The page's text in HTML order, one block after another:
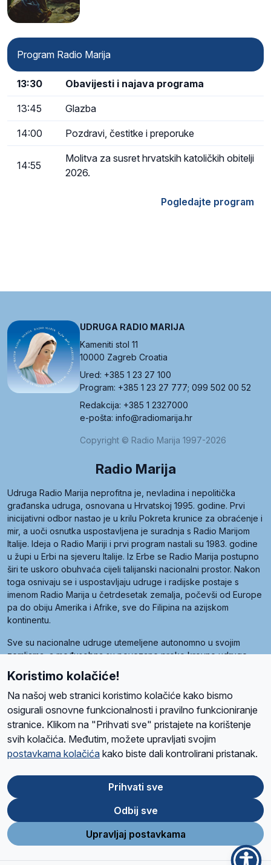
Program Radio Marija
13:30 Obavijesti i najava programa
13:45 Glazba
14:00 Pozdravi, čestitke i preporuke
14:55
Molitva za susret hrvatskih katoličkih obitelji
2026.
Pogledajte program
UDRUGA RADIO MARIJA
Kameniti stol 11
10000 Zagreb Croatia
Ured: +385 1 23 27 100
Program: +385 1 23 27 777; 099 502 00 52
Redakcija: +385 1 2327000
e-pošta: info@radiomarija.hr
Copyright © Radio Marija 1997-2026
Radio Marija
Udruga Radio Marija neprofitna je, nevladina i nepolitička
građanska udruga, osnovana u Hrvatskoj 1995. godine. Prvi
inicijativni odbor nastao je u krilu Pokreta krunice za obraćenje i
mir, a uoči osnutka uspostavljena je suradnja s Radio Marijom
Italije. Ideja o Radio Mariji i prvi program nastali su 1983. godine
u župi u Erbi na sjeveru Italije. Iz Erbe se Radio Marija postupno
širi te uskoro obuhvaća cijeli talijanski nacionalni prostor. Nakon
toga osnivaju se i uspostavljaju udruge i radijske postaje s
imenom Radio Marija u četrdesetak zemalja, počevši od Europe
pa do obiju Amerika i Afrike, sve do Filipina na azijskom
kontinentu.
Sve su nacionalne udruge utemeljene autonomno u svojim
zemljama, a međusobna su povezane preko krovne udruge
Radio Maria). Svjetsku obitelj utemeljilo je sedam članica, među
kojima je i hrvatska Udruga Radio Marija.
O namaRadio ProgramVolonteriPrijateljiKontaktPravila privatnosti
Ova stranica je zaštićena Google reCAPTCHA sustavom
Store
Google
Play
Koristimo kolačiće!
Na našoj web stranici koristimo kolačiće kako bismo
osigurali osnovne funkcionalnosti i pravilno funkcioniranje
stranice. Klikom na "Prihvati sve" pristajete na korištenje
svih kolačića. Međutim, možete upravljati svojim
postavkama kolačića kako biste dali kontrolirani pristanak.
Prihvati sve
Odbij sve
Upravljaj postavkama